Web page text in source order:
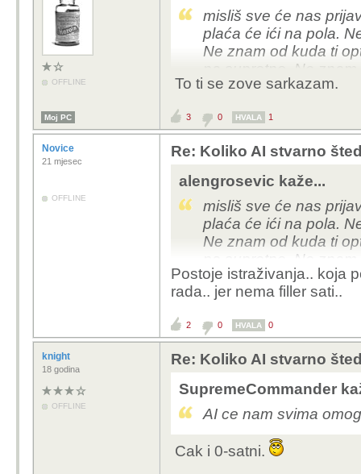
OFFLINE
misliš sve će nas
plaća će ići na pola.
Ne znam od kuda ti
na suprotno. Ne
posao postojećim
To ti se zove sarkazam.
Moj PC 3 0 HVALA 1
Novice
21 mjesec
OFFLINE
Re: Koliko AI stvarno
alengrosevic kaže...
misliš sve će nas
plaća će ići na pola.
Ne znam od kuda ti
na suprotno. Ne
posao postojećim
plaću. Ne kužim tu
Postoje istraživanja.. koja
rada.. jer nema filler sati..
2 0 HVALA 0
knight
18 godina
OFFLINE
Re: Koliko AI stvarno
SupremeCommander
AI ce nam svima
Cak i 0-satni.